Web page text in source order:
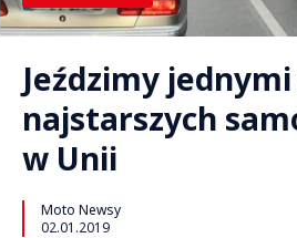
Jeździmy jednymi
najstarszych
w Unii
Moto Newsy
02.01.2019